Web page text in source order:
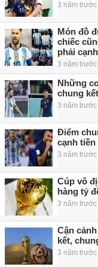
3 năm trước
Món đồ
chiếc
phải
3 năm trước
Những
chung
3 năm trước
Điểm
cạnh tiền
3 năm trước
Cúp vô
hàng tỷ
3 năm trước
Cận
kết,
3 năm trước